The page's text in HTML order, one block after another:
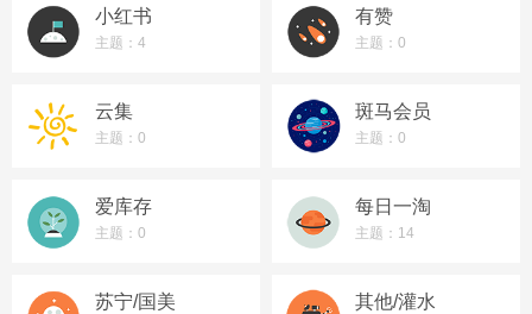
小红书
主题：4
有赞
主题：0
云集
主题：0
斑马会员
主题：0
爱库存
主题：0
每日一淘
主题：14
苏宁/国美 其他/灌水